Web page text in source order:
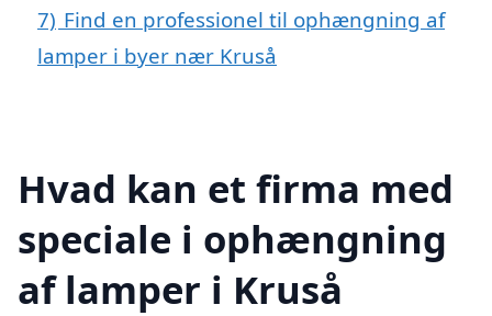
7) Find en professionel til ophængning af
lamper i byer nær Kruså
Hvad kan et firma med
speciale i ophængning
af lamper i Kruså